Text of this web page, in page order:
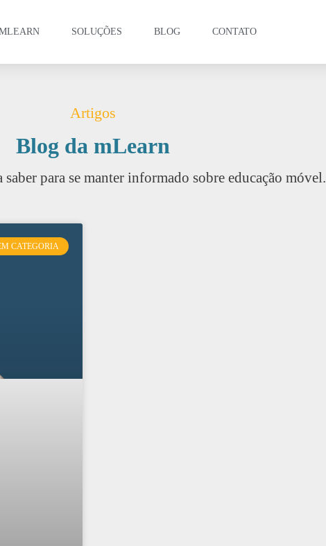
SOLUÇÕES BLOG CONTATO
Artigos
Blog da mLearn
para se manter informado sobre educação móvel.
CATEGORIA